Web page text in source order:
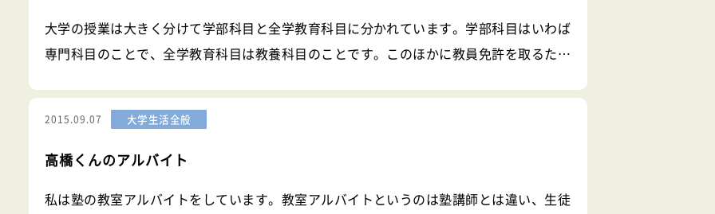
大学の授業は大きく分けて学部科目と全学教育科目に分かれています。学部科目はいわば
専門科目のことで、全学教育科目は教養科目のことです。このほかに教員免許を取るため
2015.09.07 大学生活全般
高橋くんのアルバイト
私は塾の教室アルバイトをしています。教室アルバイトというのは塾講師とは違い、生徒